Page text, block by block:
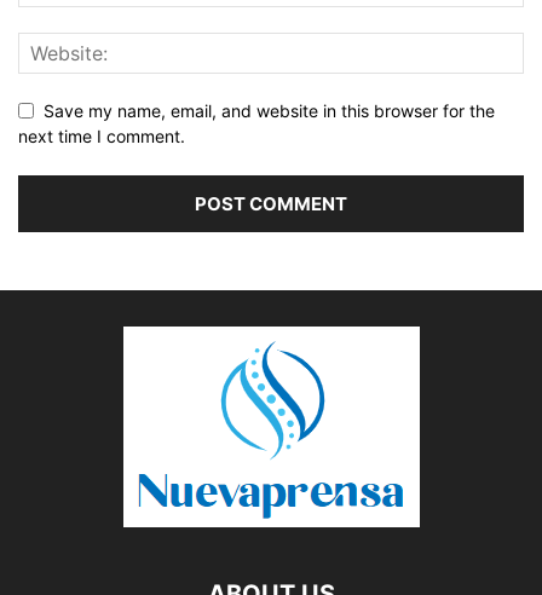
Save my name, email, and website in this browser for the
next time I comment.